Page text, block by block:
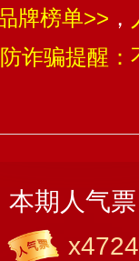
牌榜单>> ，
防诈骗提醒
本期人气票
x4724